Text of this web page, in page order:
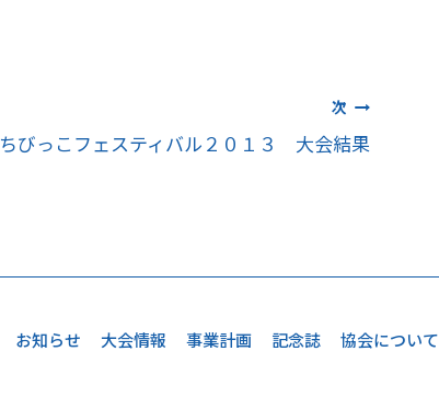
次
ちびっこフェスティバル２０１３ 大会結果
お知らせ 大会情報 事業計画 記念誌 協会について